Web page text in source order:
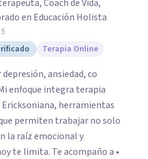
Coach de Vida,
en Educación Holista
Terapia Online
ansiedad, co
herramientas
permiten trabajar no solo
la raíz emocional y
acompaño a •